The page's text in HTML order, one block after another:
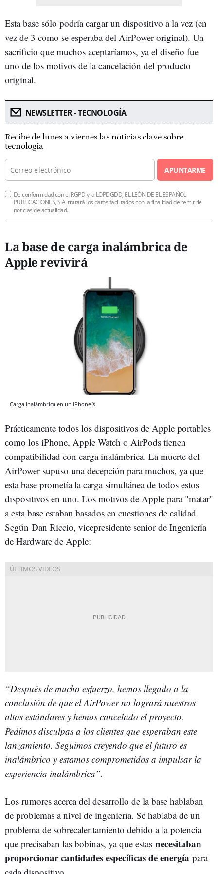
Esta base sólo podría cargar un dispositivo a la vez (en
vez de 3 como se esperaba del AirPower original). Un
sacrificio que muchos aceptaríamos, ya el diseño fue
uno de los motivos de la cancelación del producto
original.
NEWSLETTER - TECNOLOGÍA
Recibe de lunes a viernes las noticias clave sobre
tecnología
APUNTARME
De conformidad con el RGPD y la LOPDGDD, EL LEÓN DE EL ESPAÑOL
PUBLICACIONES, S.A. tratará los datos facilitados con la finalidad de remitirle
noticias de actualidad.
La base de carga inalámbrica de
Apple revivirá
Carga inalámbrica en un iPhone X.
Prácticamente todos los dispositivos de Apple portables
como los iPhone, Apple Watch o AirPods tienen
compatibilidad con carga inalámbrica. La muerte del
AirPower supuso una decepción para muchos, ya que
esta base prometía la carga simultánea de todos estos
dispositivos en uno. Los motivos de Apple para "matar"
a esta base estaban basados en cuestiones de calidad.
Según Dan Riccio, vicepresidente senior de Ingeniería
de Hardware de Apple:
“Después de mucho esfuerzo, hemos llegado a la
conclusión de que el AirPower no logrará nuestros
altos estándares y hemos cancelado el proyecto.
Pedimos disculpas a los clientes que esperaban este
lanzamiento. Seguimos creyendo que el futuro es
inalámbrico y estamos comprometidos a impulsar la
experiencia inalámbrica”.
Los rumores acerca del desarrollo de la base hablaban
de problemas a nivel de ingeniería. Se hablaba de un
problema de sobrecalentamiento debido a la potencia
que precisaban las bobinas, ya que estas necesitaban
proporcionar cantidades específicas de energía para